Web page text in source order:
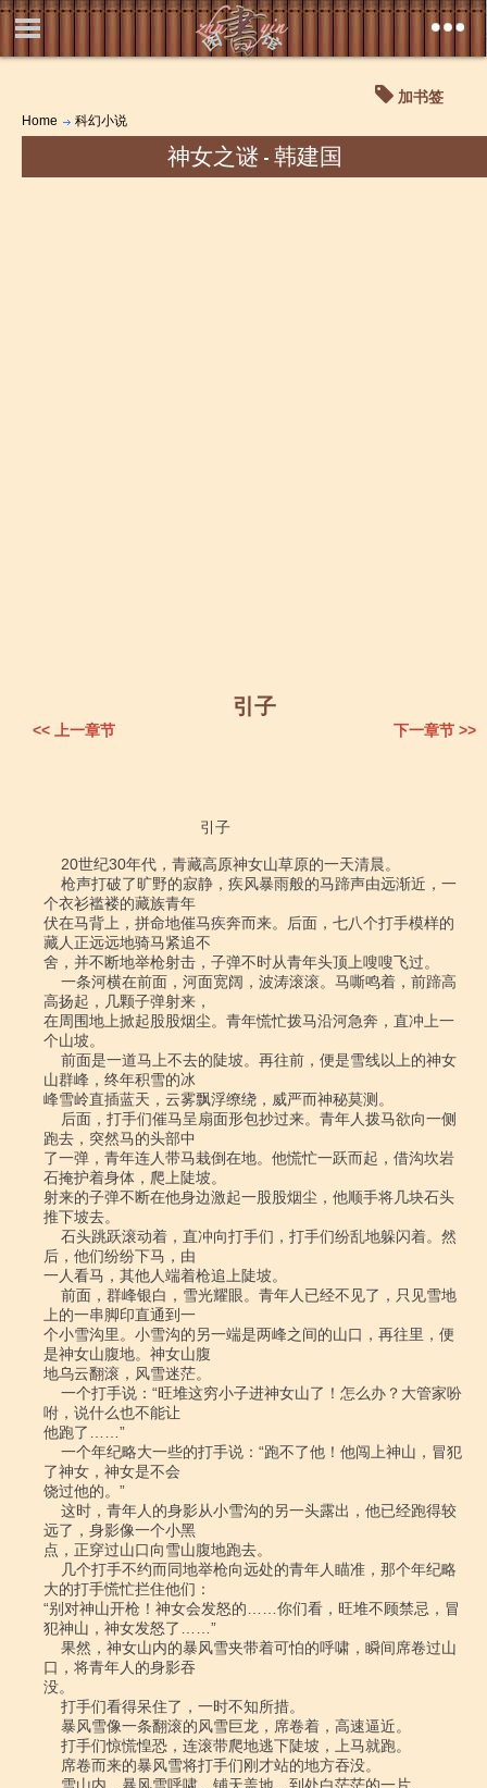
加书签
Home 科幻小说
神女之谜 - 韩建国
引子
<< 上一章节 下一章节 >>
个衣衫褴褛的藏族青年
伏在马背上，拼命地催马疾奔而来。后面，七八个打手模样的
藏人正远远地骑马紧追不
舍，并不断地举枪射击，子弹不时从青年头顶上嗖嗖飞过。
高扬起，几颗子弹射来，
在周围地上掀起股股烟尘。青年慌忙拨马沿河急奔，直冲上一
个山坡。
山群峰，终年积雪的冰
峰雪岭直插蓝天，云雾飘浮缭绕，威严而神秘莫测。
跑去，突然马的头部中
了一弹，青年连人带马栽倒在地。他慌忙一跃而起，借沟坎岩
石掩护着身体，爬上陡坡。
射来的子弹不断在他身边激起一股股烟尘，他顺手将几块石头
推下坡去。
后，他们纷纷下马，由
一人看马，其他人端着枪追上陡坡。
上的一串脚印直通到一
个小雪沟里。小雪沟的另一端是两峰之间的山口，再往里，便
是神女山腹地。神女山腹
地乌云翻滚，风雪迷茫。
咐，说什么也不能让
他跑了……”
了神女，神女是不会
饶过他的。”
远了，身影像一个小黑
点，正穿过山口向雪山腹地跑去。
大的打手慌忙拦住他们：
“别对神山开枪！神女会发怒的……你们看，旺堆不顾禁忌，冒
犯神山，神女发怒了……”
口，将青年人的身影吞
没。